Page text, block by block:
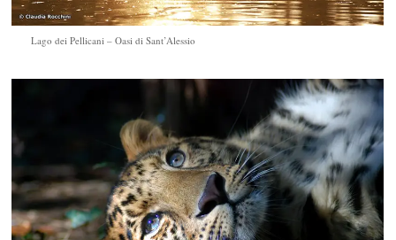
Lago dei Pellicani – Oasi di Sant’Alessio